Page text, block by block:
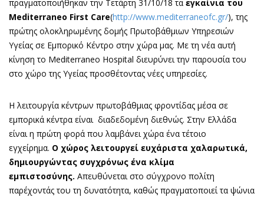
πραγματοποιήθηκαν την Τετάρτη 31/10/18 τα εγκαίνια του
Mediterraneo First Care(http://www.mediterraneofc.gr/), της
πρώτης ολοκληρωμένης δομής Πρωτοβάθμιων Υπηρεσιών
Υγείας σε Εμπορικό Κέντρο στην χώρα μας. Με τη νέα αυτή
κίνηση το Mediterraneo Hospital διευρύνει την παρουσία του
στο χώρο της Υγείας προσθέτοντας νέες υπηρεσίες.
Η λειτουργία κέντρων πρωτοβάθμιας φροντίδας μέσα σε
εμπορικά κέντρα είναι διαδεδομένη διεθνώς. Στην Ελλάδα
είναι η πρώτη φορά που λαμβάνει χώρα ένα τέτοιο
εγχείρημα. Ο χώρος λειτουργεί ευχάριστα χαλαρωτικά,
δημιουργώντας συγχρόνως ένα κλίμα
εμπιστοσύνης. Απευθύνεται στο σύγχρονο πολίτη
παρέχοντάς του τη δυνατότητα, καθώς πραγματοποιεί τα ψώνια